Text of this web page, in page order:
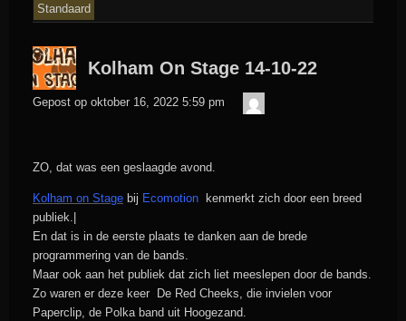
Standaard
Kolham On Stage 14-10-22
Gepost op oktober 16, 2022 5:59 pm
ZO, dat was een geslaagde avond.
Kolham on Stage bij Ecomotion kenmerkt zich door een breed
publiek.|
En dat is in de eerste plaats te danken aan de brede
programmering van de bands.
Maar ook aan het publiek dat zich liet meeslepen door de bands.
Zo waren er deze keer De Red Cheeks, die invielen voor
Paperclip, de Polka band uit Hoogezand.